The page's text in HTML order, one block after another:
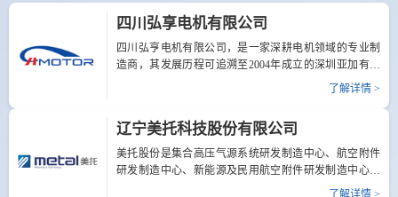
四川弘享电机有限公司
四川弘亨电机有限公司，是一家深耕电机领域的专业制
造商，其发展历程可追溯至2004年成立的深圳亚加有限
公司。2018年为进一步拓展发展空间、优化产业布局，
征程.公司现拥有建筑面积达38000平方米左右的现代化生
产基地，配备15条先进的电机装配线，凭借高效的生产
体系，实现每月150万台电机的生产能力，年产值可达
了解详情 >
辽宁美托科技股份有限公司
美托股份是集合高压气源系统研发制造中心、航空附件
研发制造中心、新能源及民用航空附件研发制造中心、
特种高压气瓶及气源系统检测中心的集团化运营高科技